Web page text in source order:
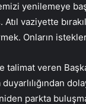
yenilemeye
Atıl vaziyette
Onların
veren
parkta